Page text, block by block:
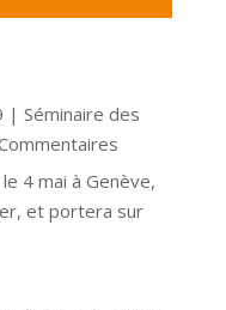
| Séminaire des
4 mai à Genève,
et portera sur